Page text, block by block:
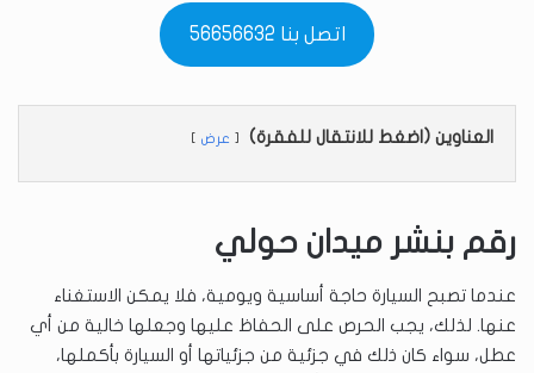
اتصل بنا 56656632
العناوين (اضغط للانتقال للفقرة) عرض
رقم بنشر ميدان حولي
عندما تصبح السيارة حاجة أساسية ويومية، فلا يمكن الاستغناء
عنها. لذلك، يجب الحرص على الحفاظ عليها وجعلها خالية من أي
عطل، سواء كان ذلك في جزئية من جزئياتها أو السيارة بأكملها،